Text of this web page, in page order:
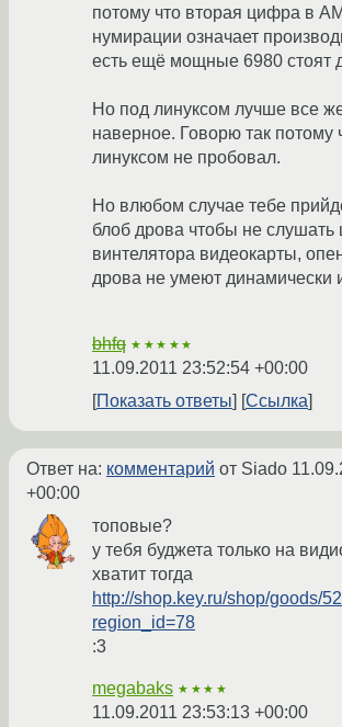
потому что вторая цифра в
нумирации означает
есть ещё мощные 6980 стоят
Но под линуксом лучше все
наверное. Говорю так потому
линуксом не пробовал.
Но влюбом случае тебе
блоб дрова чтобы не слушать
винтелятора видеокарты,
дрова не умеют динамически
bhfq ★★★★★
11.09.2011 23:52:54 +00:00
Показать ответы
Ссылка
Ответ на: комментарий от Siado
+00:00
топовые?
у тебя буджета только на
хватит тогда
http://shop.key.ru/shop/goods/
region_id=78
:3
megabaks ★★★★
11.09.2011 23:53:13 +00:00